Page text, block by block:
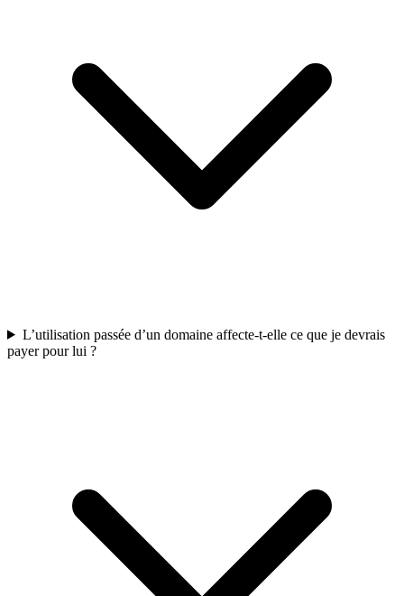
L’utilisation passée d’un domaine affecte-t-elle ce que je devrais
payer pour lui ?